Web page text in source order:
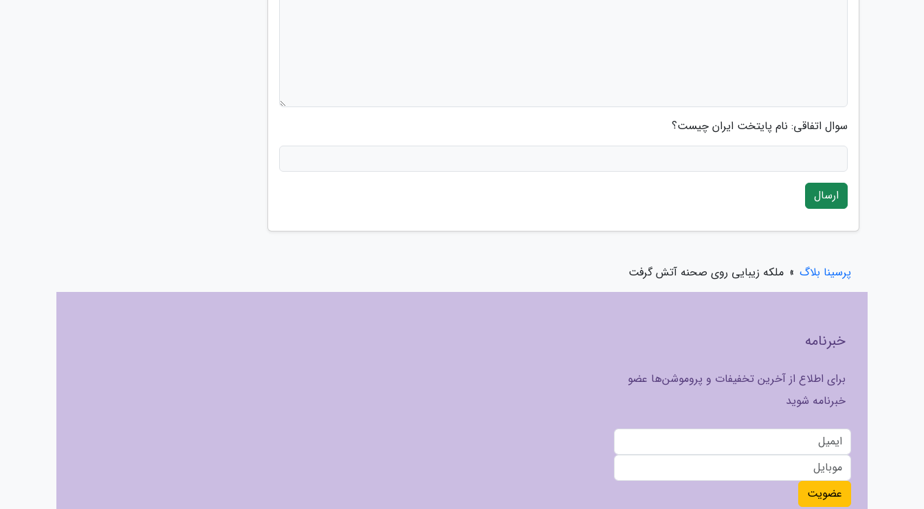
سوال اتفاقی: نام پایتخت ایران چیست؟
ارسال
پرسینا بلاگ » ملکه زیبایی روی صحنه آتش گرفت
خبرنامه
برای اطلاع از آخرین تخفیفات و پروموشن‌ها عضو
خبرنامه شوید
عضویت